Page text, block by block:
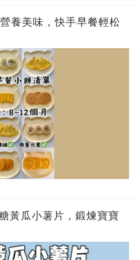
養美味，快手早餐輕松
黃瓜小薯片，鍛煉寶寶